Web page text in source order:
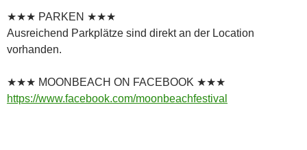
★★★ PARKEN ★★★
Ausreichend Parkplätze sind direkt an der Location
vorhanden.
★★★ MOONBEACH ON FACEBOOK ★★★
https://www.facebook.com/moonbeachfestival